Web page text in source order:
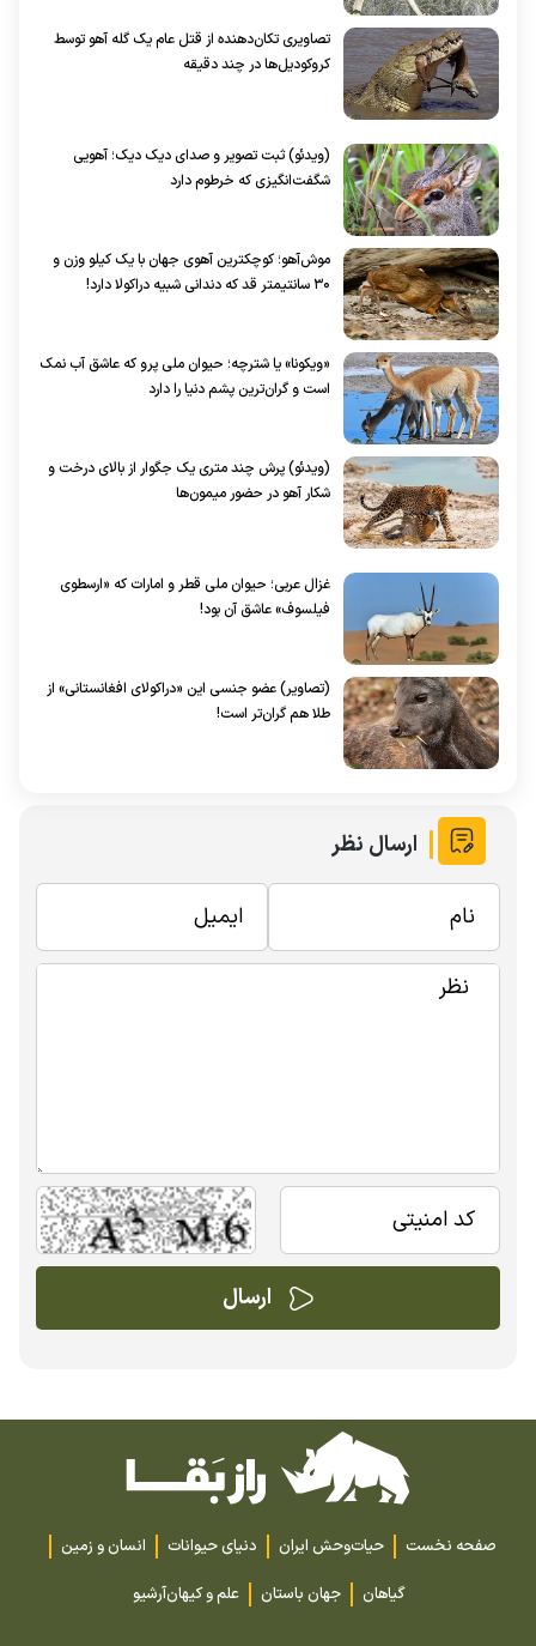
تصاویری تکان‌دهنده از قتل عام یک گله آهو‌ توسط
کروکودیل‌ها در چند دقیقه
(ویدئو) ثبت تصویر و صدای دیک دیک؛ آهویی
شگفت‌انگیزی که خرطوم دارد
موش‌آهو؛ کوچکترین آهوی جهان با یک کیلو وزن و
۳۰ سانتیمتر قد که دندانی شبیه دراکولا دارد!
«ویکونا» یا شترچه؛ حیوان ملی پرو که عاشق آب نمک
است و گران‌ترین پشم دنیا را دارد
(ویدئو) پرش چند متری یک جگوار از بالای درخت و
شکار آهو در حضور میمون‌ها
غزال عربی؛ حیوان ملی قطر و امارات که «ارسطوی
فیلسوف» عاشق آن بود!
(تصاویر) عضو جنسی این «دراکولای افغانستانی» از
طلا هم گران‌تر است!
ارسال نظر
صفحه نخست حیات‌وحش ایران دنیای حیوانات
انسان و زمین
گیاهان
جهان باستان علم و کیهانآرشیو